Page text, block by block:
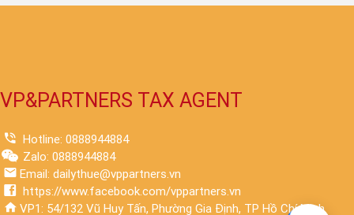
VP&PARTNERS TAX AGENT
Hotline: 0888944884
Zalo: 0888944884
Email: dailythue@vppartners.vn
https://www.facebook.com/vppartners.vn
VP1: 54/132 Vũ Huy Tấn, Phường Gia Định, TP Hồ Chí Minh.